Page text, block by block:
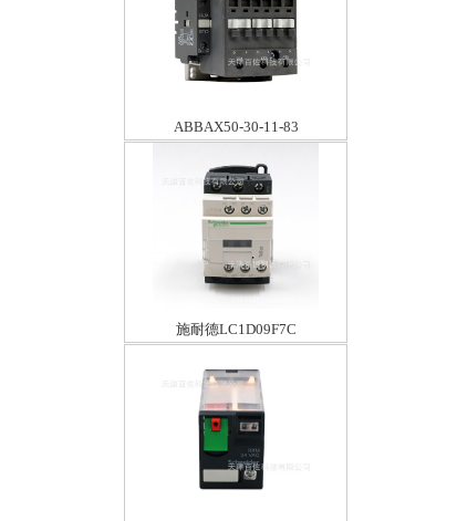
ABBAX50-30-11-83
施耐德LC1D09F7C